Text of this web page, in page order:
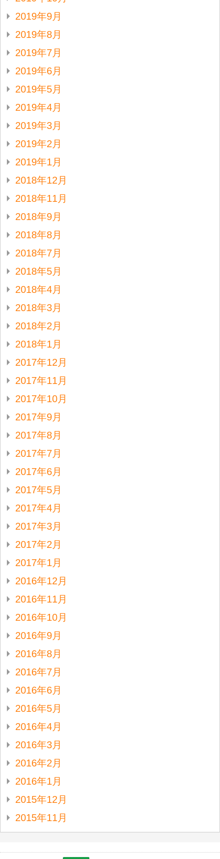
2019年9月
2019年8月
2019年7月
2019年6月
2019年5月
2019年4月
2019年3月
2019年2月
2019年1月
2018年12月
2018年11月
2018年9月
2018年8月
2018年7月
2018年5月
2018年4月
2018年3月
2018年2月
2018年1月
2017年12月
2017年11月
2017年10月
2017年9月
2017年8月
2017年7月
2017年6月
2017年5月
2017年4月
2017年3月
2017年2月
2017年1月
2016年12月
2016年11月
2016年10月
2016年9月
2016年8月
2016年7月
2016年6月
2016年5月
2016年4月
2016年3月
2016年2月
2016年1月
2015年12月
2015年11月